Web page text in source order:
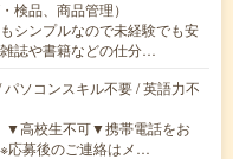
検品、商品管理）
シンプルなので未経験でも安
誌や書籍などの仕分…
ソコンスキル不要 / 英語力不
高校生不可▼携帯電話をお
応募後のご連絡はメ…